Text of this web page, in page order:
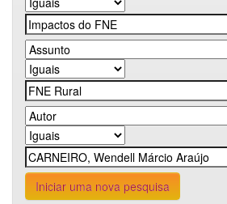
Iniciar uma nova pesquisa